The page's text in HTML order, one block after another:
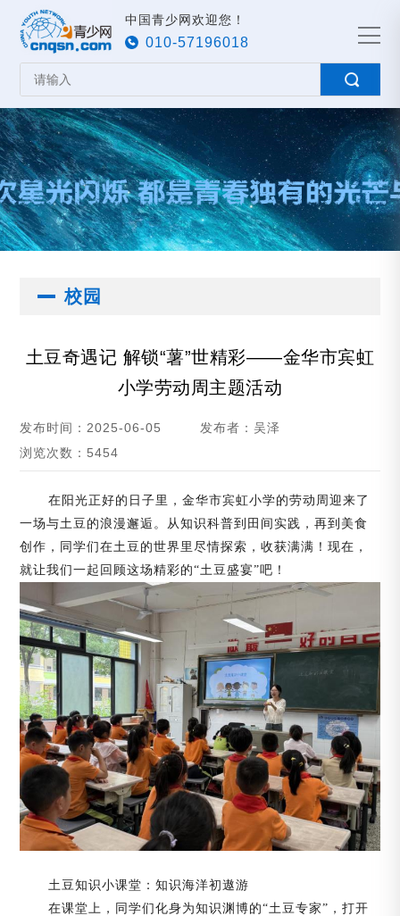
中国青少网欢迎您！
010-57196018
校园
土豆奇遇记 解锁“薯”世精彩——金华市宾虹
小学劳动周主题活动
发布时间：2025-06-05
发布者：吴泽
浏览次数：5454
在阳光正好的日子里，金华市宾虹小学的劳动周迎来了
一场与土豆的浪漫邂逅。从知识科普到田间实践，再到美食
创作，同学们在土豆的世界里尽情探索，收获满满！现在，
就让我们一起回顾这场精彩的“土豆盛宴”吧！
土豆知识小课堂：知识海洋初遨游
在课堂上，同学们化身为知识渊博的“土豆专家”，打开